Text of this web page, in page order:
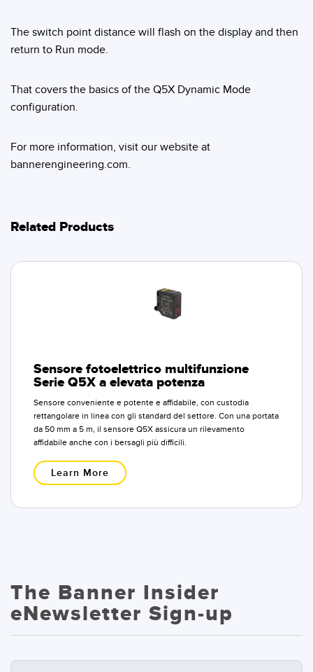
The switch point distance will flash on the display and then
return to Run mode.
That covers the basics of the Q5X Dynamic Mode
configuration.
For more information, visit our website at
bannerengineering.com.
Related Products
Sensore fotoelettrico multifunzione
Serie Q5X a elevata potenza
Sensore conveniente e potente e affidabile, con custodia
rettangolare in linea con gli standard del settore. Con una portata
da 50 mm a 5 m, il sensore Q5X assicura un rilevamento
affidabile anche con i bersagli più difficili.
Learn More
The Banner Insider
eNewsletter Sign-up